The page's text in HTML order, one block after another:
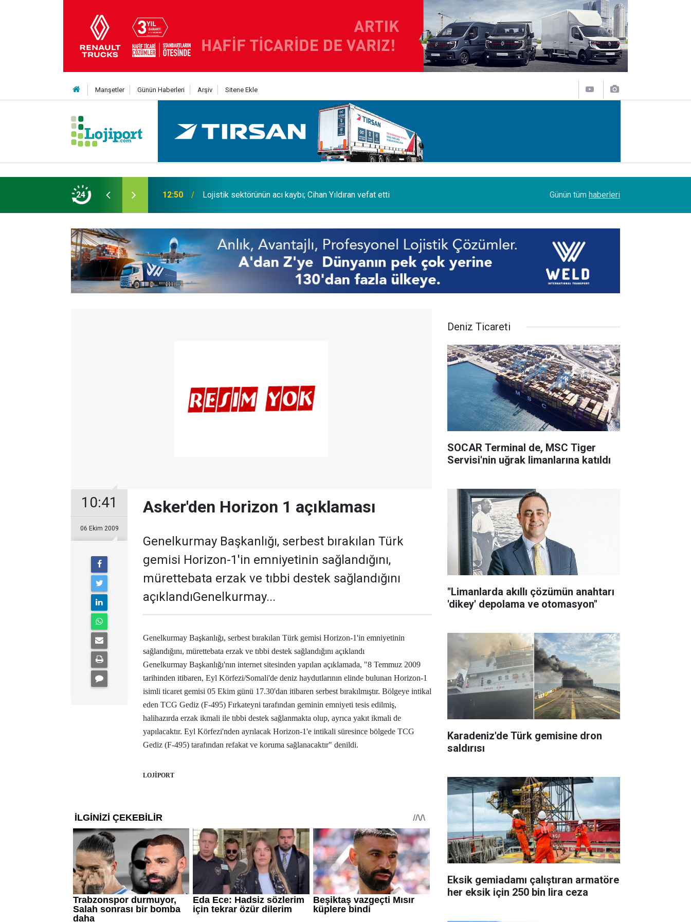
Manşetler Günün Haberleri Arşiv Sitene Ekle
24
Yıldıran vefat etti 11:43 SOCAR Terminal de, MSC Tiger Servisi'nin uğrak limanlarına katıldı Sakarya'da Şoförlere Uyuşturucu Testi
Günün tüm haberleri
10:41
06 Ekim 2009
Asker'den Horizon 1 açıklaması
Genelkurmay Başkanlığı, serbest bırakılan Türk
gemisi Horizon-1'in emniyetinin sağlandığını,
mürettebata erzak ve tıbbi destek sağlandığını
açıklandıGenelkurmay...
Genelkurmay Başkanlığı, serbest bırakılan Türk gemisi Horizon-1'in emniyetinin
sağlandığını, mürettebata erzak ve tıbbi destek sağlandığını açıklandı
Genelkurmay Başkanlığı'nın internet sitesinden yapılan açıklamada, "8 Temmuz 2009
tarihinden itibaren, Eyl Körfezi/Somali'de deniz haydutlarının elinde bulunan Horizon-1
isimli ticaret gemisi 05 Ekim günü 17.30'dan itibaren serbest bırakılmıştır. Bölgeye intikal
eden TCG Gediz (F-495) Fırkateyni tarafından geminin emniyeti tesis edilmiş,
halihazırda erzak ikmali ile tıbbi destek sağlanmakta olup, ayrıca yakıt ikmali de
yapılacaktır. Eyl Körfezi'nden ayrılacak Horizon-1'e intikali süresince bölgede TCG
Gediz (F-495) tarafından refakat ve koruma sağlanacaktır" denildi.
LOJİPORT
Deniz Ticareti
SOCAR Terminal de, MSC Tiger
Servisi'nin uğrak limanlarına katıldı
"Limanlarda akıllı çözümün anahtarı
'dikey' depolama ve otomasyon"
Karadeniz'de Türk gemisine dron
saldırısı
Eksik gemiadamı çalıştıran armatöre
her eksik için 250 bin lira ceza